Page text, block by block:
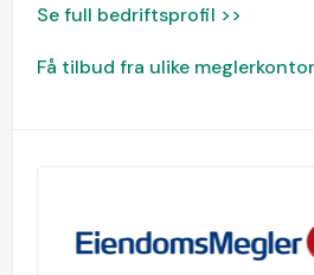
Se full bedriftsprofil >>
Få tilbud fra ulike